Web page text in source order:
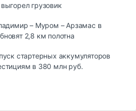
грузовик
– Муром – Арзамас в
2,8 км полотна
стартерных аккумуляторов
в 380 млн руб.